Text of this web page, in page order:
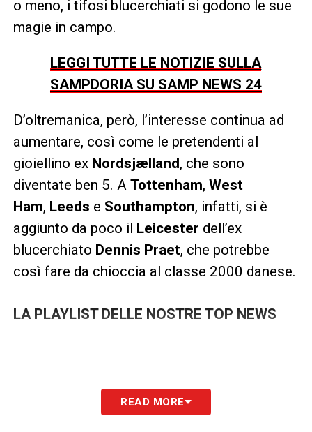
o meno, i tifosi blucerchiati si godono le sue
magie in campo.
LEGGI TUTTE LE NOTIZIE SULLA
SAMPDORIA SU SAMP NEWS 24
D’oltremanica, però, l’interesse continua ad
aumentare, così come le pretendenti al
gioiellino ex Nordsjælland, che sono
diventate ben 5. A Tottenham, West
Ham, Leeds e Southampton, infatti, si è
aggiunto da poco il
Leicester dell’ex
blucerchiato Dennis Praet, che potrebbe
così fare da chioccia al classe 2000 danese.
LA PLAYLIST DELLE NOSTRE TOP NEWS
READ MORE